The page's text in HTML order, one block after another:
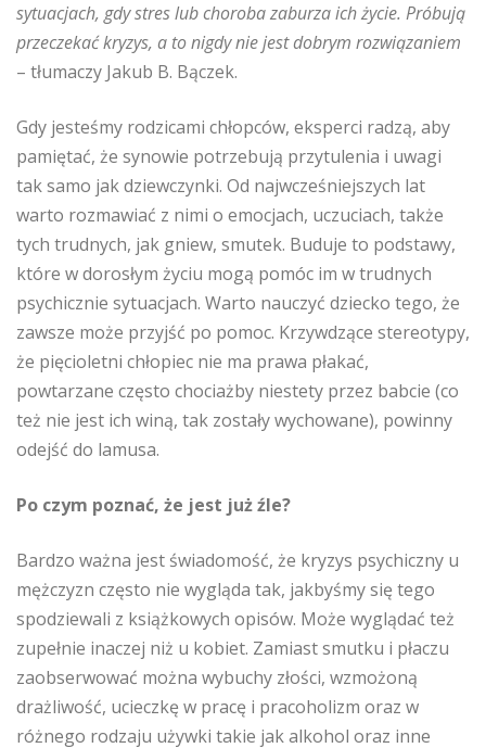
sytuacjach, gdy stres lub choroba zaburza ich życie. Próbują
przeczekać kryzys, a to nigdy nie jest dobrym rozwiązaniem
– tłumaczy Jakub B. Bączek.
Gdy jesteśmy rodzicami chłopców, eksperci radzą, aby
pamiętać, że synowie potrzebują przytulenia i uwagi
tak samo jak dziewczynki. Od najwcześniejszych lat
warto rozmawiać z nimi o emocjach, uczuciach, także
tych trudnych, jak gniew, smutek. Buduje to podstawy,
które w dorosłym życiu mogą pomóc im w trudnych
psychicznie sytuacjach. Warto nauczyć dziecko tego, że
zawsze może przyjść po pomoc. Krzywdzące stereotypy,
że pięcioletni chłopiec nie ma prawa płakać,
powtarzane często chociażby niestety przez babcie (co
też nie jest ich winą, tak zostały wychowane), powinny
odejść do lamusa.
Po czym poznać, że jest już źle?
Bardzo ważna jest świadomość, że kryzys psychiczny u
mężczyzn często nie wygląda tak, jakbyśmy się tego
spodziewali z książkowych opisów. Może wyglądać też
zupełnie inaczej niż u kobiet. Zamiast smutku i płaczu
zaobserwować można wybuchy złości, wzmożoną
drażliwość, ucieczkę w pracę i pracoholizm oraz w
różnego rodzaju używki takie jak alkohol oraz inne